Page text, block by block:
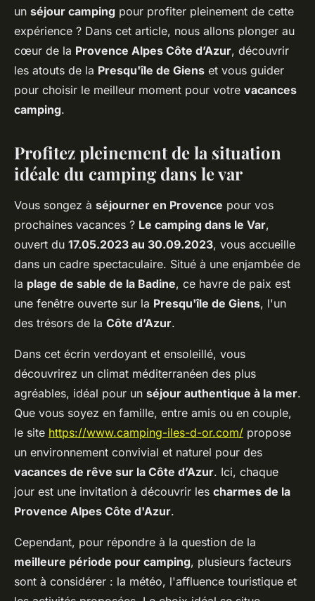
un séjour camping pour profiter pleinement de cette
expérience ? Dans cet article, nous allons plonger au
cœur de la Provence Alpes Côte d’Azur, découvrir
les atouts de la Presqu'île de Giens et vous guider
pour choisir le meilleur moment pour votre vacances
camping.
Profitez pleinement de la situation
idéale du camping dans le var
Vous songez à séjourner en Provence pour vos
prochaines vacances ? Le camping dans le Var,
ouvert du 17.05.2023 au 30.09.2023, vous accueille
dans un cadre spectaculaire. Situé à une enjambée de
la plage de sable de la Badine, ce havre de paix est
une fenêtre ouverte sur la Presqu'île de Giens, l'un
des trésors de la Côte d’Azur.
Dans cet écrin verdoyant et ensoleillé, vous
découvrirez un climat méditerranéen des plus
agréables, idéal pour un séjour authentique à la mer.
Que vous soyez en famille, entre amis ou en couple,
le site https://www.camping-iles-d-or.com/ propose
un environnement convivial et naturel pour des
vacances de rêve sur la Côte d’Azur. Ici, chaque
jour est une invitation à découvrir les charmes de la
Provence Alpes Côte d'Azur.
Cependant, pour répondre à la question de la
meilleure période pour camping, plusieurs facteurs
sont à considérer : la météo, l'affluence touristique et